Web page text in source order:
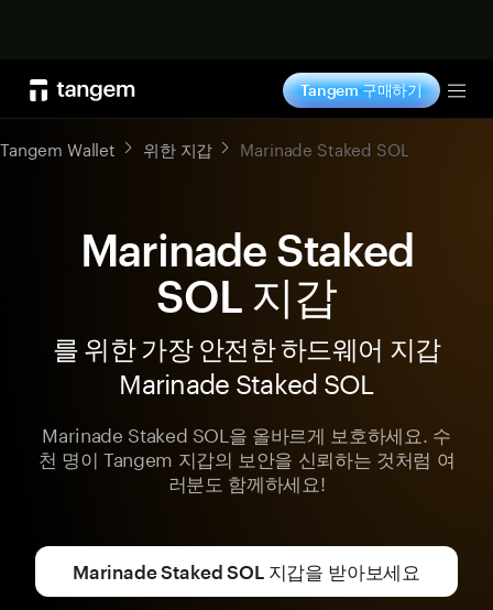
Tangem 구매하기
Tangem Wallet 위한 지갑 Marinade Staked SOL
Marinade Staked
SOL 지갑
를 위한 가장 안전한 하드웨어 지갑
Marinade Staked SOL
Marinade Staked SOL을 올바르게 보호하세요. 수
천 명이 Tangem 지갑의 보안을 신뢰하는 것처럼 여
러분도 함께하세요!
Marinade Staked SOL 지갑을 받아보세요